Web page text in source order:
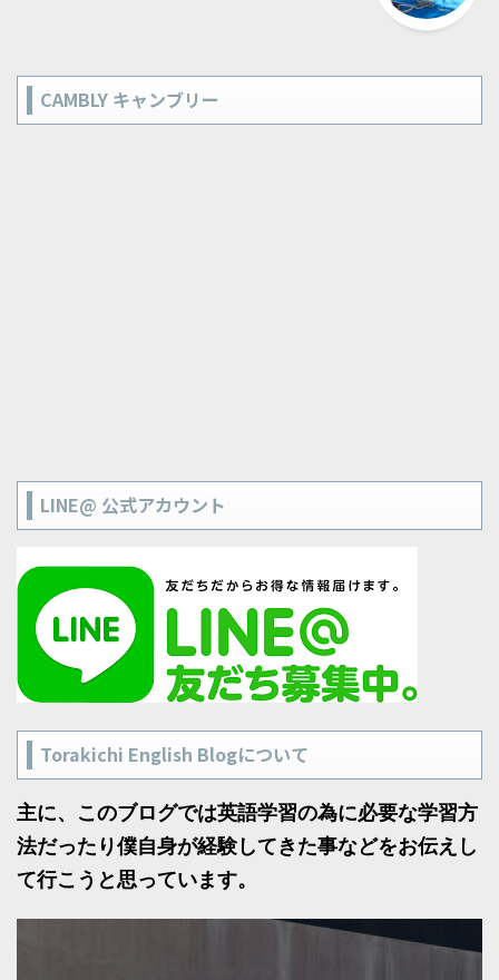
CAMBLY キャンブリー
LINE@ 公式アカウント
Torakichi English Blogについて
主に、このブログでは英語学習の為に必要な学習方
法だったり僕自身が経験してきた事などをお伝えし
て行こうと思っています。